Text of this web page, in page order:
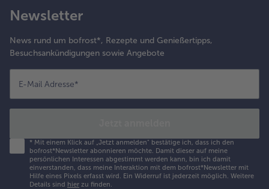
Newsletter
News rund um bofrost*, Rezepte und Genießertipps,
Besuchsankündigungen sowie Angebote
E-Mail Adresse*
* Mit einem Klick auf „Jetzt anmelden" bestätige ich, dass ich den
bofrost*Newsletter abonnieren möchte. Damit dieser auf meine
persönlichen Interessen abgestimmt werden kann, bin ich damit
einverstanden, dass meine Interaktion mit dem bofrost*Newsletter mit
Hilfe eines Pixels erfasst wird. Ein Widerruf ist jederzeit möglich. Weitere
Details sind hier zu finden.